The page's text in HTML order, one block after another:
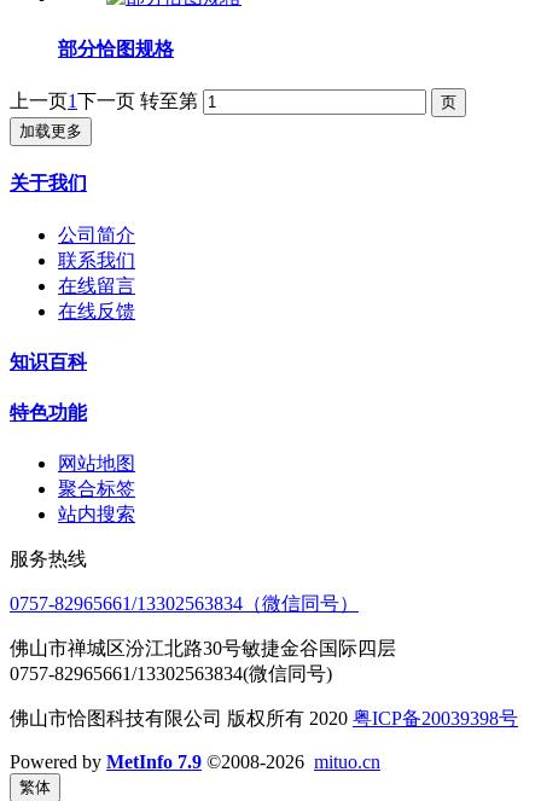
部分恰图规格
上一页1下一页 转至第
加载更多
关于我们
公司简介
联系我们
在线留言
在线反馈
知识百科
特色功能
网站地图
聚合标签
站内搜索
服务热线
0757-82965661/13302563834（微信同号）
佛山市禅城区汾江北路30号敏捷金谷国际四层
0757-82965661/13302563834(微信同号)
佛山市恰图科技有限公司 版权所有 2020 粤ICP备20039398号
Powered by MetInfo 7.9 ©2008-2026 mituo.cn
繁体